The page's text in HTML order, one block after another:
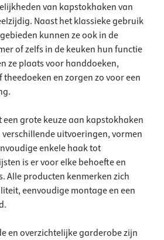
van kapstokhaken van
Naast het klassieke gebruik
kunnen ze ook in de
of zelfs in de keuken hun functie
ze plaats voor handdoeken,
en zorgen zo voor een
een grote keuze aan kapstokhaken
uitvoeringen, vormen
enkele haak tot
is er voor elke behoefte en
Alle producten kenmerken zich
eenvoudige montage en een
en overzichtelijke garderobe zijn